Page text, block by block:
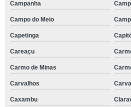
Campanha
Campo do Meio
Capetinga
Careaçu
Carmo de Minas
Carvalhos
Caxambu